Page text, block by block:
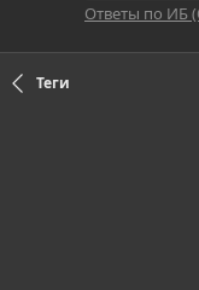
Ответы по ИБ
Теги